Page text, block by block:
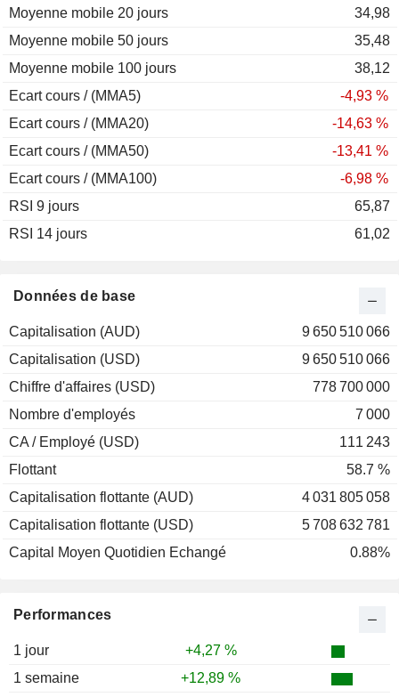
Performances
1 jour
+4,27 %
1 semaine
+12,89 %
Données de base
Capitalisation (AUD)
9 650 510 066
Capitalisation (USD)
9 650 510 066
Chiffre d'affaires (USD)
778 700 000
Nombre d'employés
7 000
CA / Employé (USD)
111 243
Flottant
58.7 %
Capitalisation flottante (AUD)
4 031 805 058
Capitalisation flottante (USD)
5 708 632 781
Capital Moyen Quotidien Echangé
0.88%
Moyenne mobile 20 jours
34,98
Moyenne mobile 50 jours
35,48
Moyenne mobile 100 jours
38,12
Ecart cours / (MMA5)
-4,93 %
Ecart cours / (MMA20)
-14,63 %
Ecart cours / (MMA50)
-13,41 %
Ecart cours / (MMA100)
-6,98 %
RSI 9 jours
65,87
RSI 14 jours
61,02